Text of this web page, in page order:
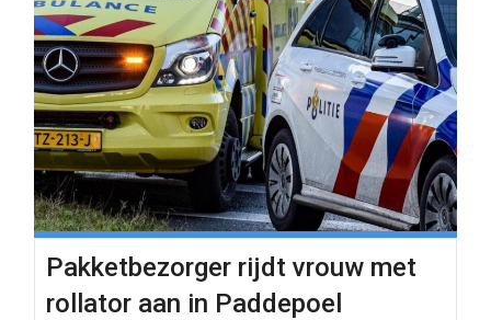
Pakketbezorger rijdt vrouw met
rollator aan in Paddepoel